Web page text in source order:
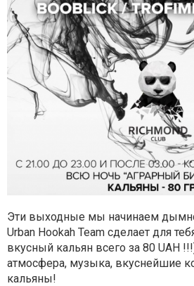
Эти выходные мы начинаем
Urban Hookah Team сделает для
вкусный кальян всего за 80 UAH
атмосфера, музыка, вкуснейшие
кальяны!